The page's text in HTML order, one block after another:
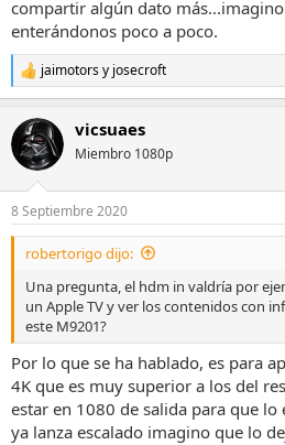
compartir algún dato
enterándonos poco a poco.
R
e
c
c
i
e
s
jaimotorsy josecroft
vicsuaes
Miembro 1080p
8 Septiembre 2020
robertorigo dijo:
Una pregunta, el hdm in valdría por
un Apple TV y ver los contenidos con
este M9201?
Por lo que se ha hablado, es para
4K que es muy superior a los del
estar en 1080 de salida para que
ya lanza escalado imagino que lo